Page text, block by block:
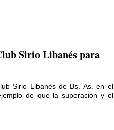
Sirio Libanés para
Sirio Libanés de Bs. As. en el
de que la superación y el